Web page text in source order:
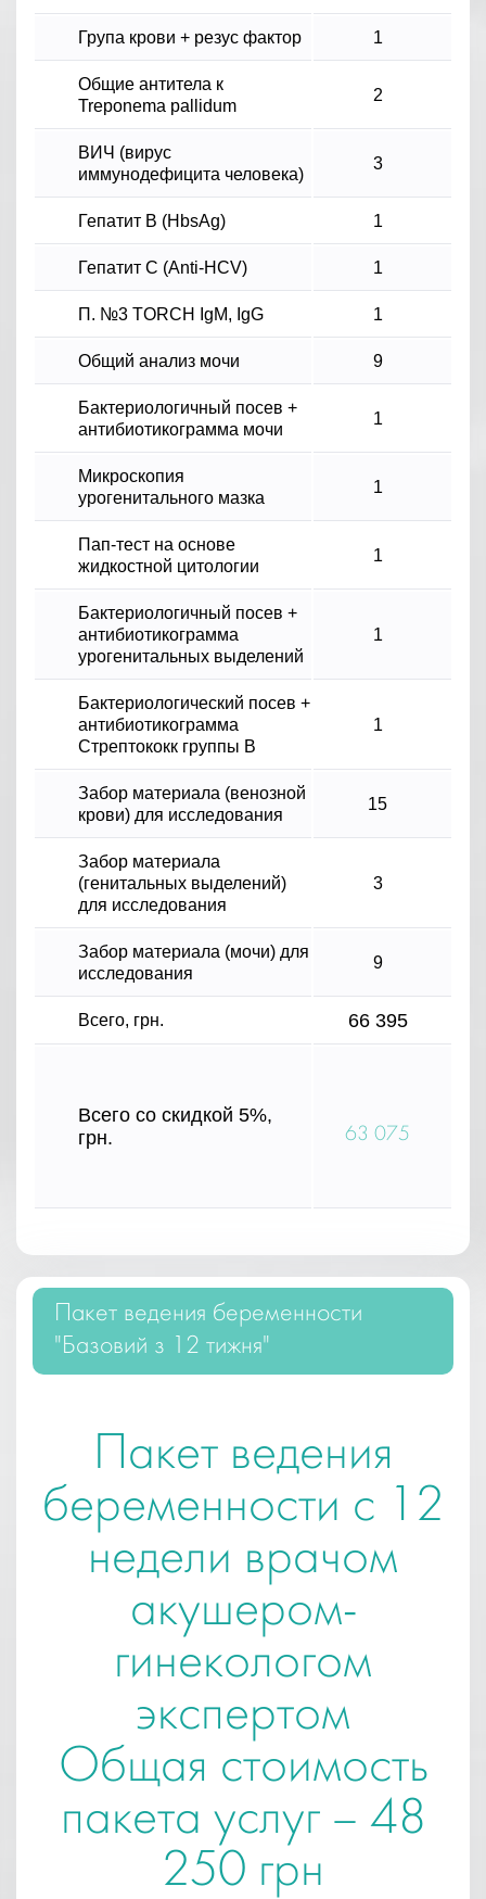
Група крови + резус фактор 1
Общие антитела к
Treponema pallidum
2
ВИЧ (вирус
иммунодефицита человека)
3
Гепатит В (HbsAg) 1
Гепатит С (Anti-HCV) 1
П. №3 TORCH IgM, IgG 1
Общий анализ мочи 9
Бактериологичный посев +
антибиотикограмма мочи
1
Микроскопия
урогенитального мазка
1
Пап-тест на основе
жидкостной цитологии
1
Бактериологичный посев +
антибиотикограмма
урогенитальных выделений
1
Бактериологический посев +
антибиотикограмма
Стрептококк группы В
1
Забор материала (венозной
крови) для исследования
15
Забор материала
(генитальных выделений)
для исследования
3
Забор материала (мочи) для
исследования
9
Всего, грн. 66 395
Всего со скидкой 5%,
грн.
63 075
Пакет ведения беременности
"Базовий з 12 тижня"
Пакет ведения
беременности с 12
недели врачом
акушером-
гинекологом
экспертом
Общая стоимость
пакета услуг – 48
250 грн